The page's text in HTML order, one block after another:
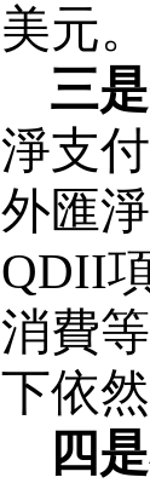
美元。
三是
淨支付
外匯
QDII
消費
下依
四是